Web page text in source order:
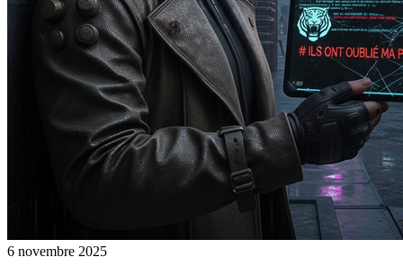
6 novembre 2025